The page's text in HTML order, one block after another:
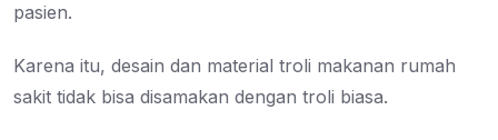
pasien.
Karena itu, desain dan material troli makanan rumah
sakit tidak bisa disamakan dengan troli biasa.